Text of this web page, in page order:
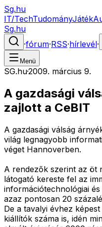
Sg.hu
IT/TechTudományJáték
Sg.hu
·fórum·RSS·hírlevél·
Menü
SG.hu·2009. március 9.
A gazdasági
zajlott a CeBIT
A gazdasági válság
világ legnagyobb
véget Hannoverben.
A rendezők szerint az öt
látogató kereste fel az
információtechnológiai
azaz pontosan 20
De a tavalyi évhez
kiállítók száma is, idén